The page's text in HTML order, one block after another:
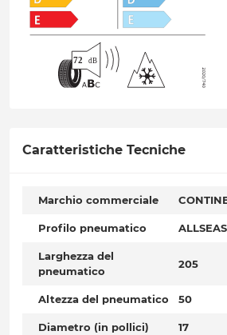
Caratteristiche Tecniche
Marchio commerciale
Profilo pneumatico
Larghezza del
pneumatico
205
Altezza del pneumatico 50
Diametro (in pollici) 17